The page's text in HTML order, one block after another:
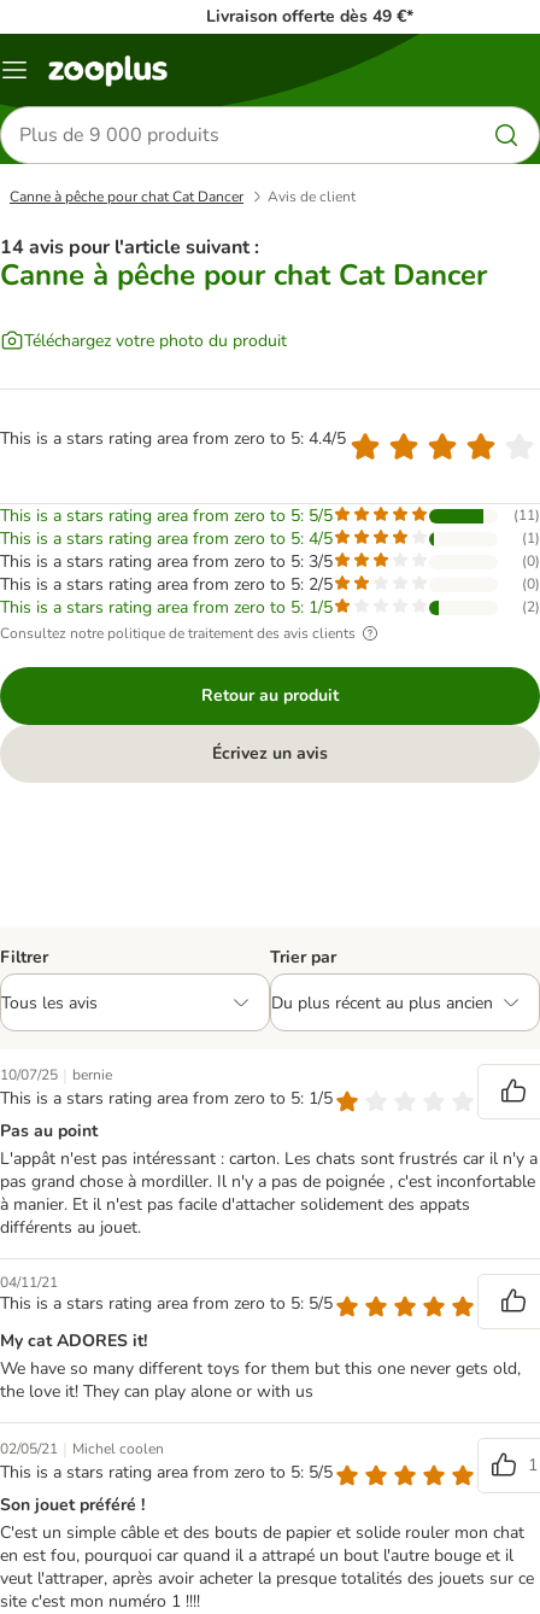
Livraison offerte dès 49 €*
Menu
Rechercher
des
produits
Canne à pêche pour chat Cat Dancer Avis de client
14 avis pour l'article suivant :
Canne à pêche pour chat Cat Dancer
Téléchargez votre photo du produit
This is a stars rating area from zero to 5: 4.4/5
This is a stars rating area from zero to 5: 5/5 (11)
This is a stars rating area from zero to 5: 4/5 (1)
This is a stars rating area from zero to 5: 3/5 (0)
This is a stars rating area from zero to 5: 2/5 (0)
This is a stars rating area from zero to 5: 1/5 (2)
Consultez notre politique de traitement des avis clients
Retour au produit
Écrivez un avis
Filtrer Trier par
10/07/25 | bernie
This is a stars rating area from zero to 5: 1/5
Pas au point
L'appât n'est pas intéressant : carton. Les chats sont frustrés car il n'y a
pas grand chose à mordiller. Il n'y a pas de poignée , c'est inconfortable
à manier. Et il n'est pas facile d'attacher solidement des appats
différents au jouet.
04/11/21
This is a stars rating area from zero to 5: 5/5
My cat ADORES it!
We have so many different toys for them but this one never gets old,
the love it! They can play alone or with us
02/05/21 | Michel coolen
This is a stars rating area from zero to 5: 5/5
1
Son jouet préféré !
C'est un simple câble et des bouts de papier et solide rouler mon chat
en est fou, pourquoi car quand il a attrapé un bout l'autre bouge et il
veut l'attraper, après avoir acheter la presque totalités des jouets sur ce
site c'est mon numéro 1 !!!!